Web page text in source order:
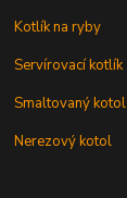
Kotlík na ryby
Servírovací kotlík
Smaltovaný kotol
Nerezový kotol